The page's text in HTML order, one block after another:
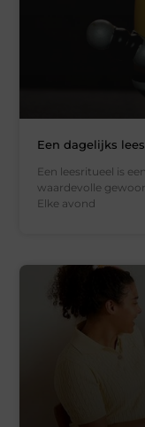
Een dagelijks
Een leesritueel is
waardevolle
Elke avond